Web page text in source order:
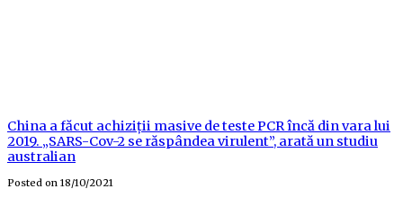
China a făcut achiziții masive de teste PCR încă din vara lui
2019. „SARS-Cov-2 se răspândea virulent”, arată un studiu
australian
Posted on 18/10/2021